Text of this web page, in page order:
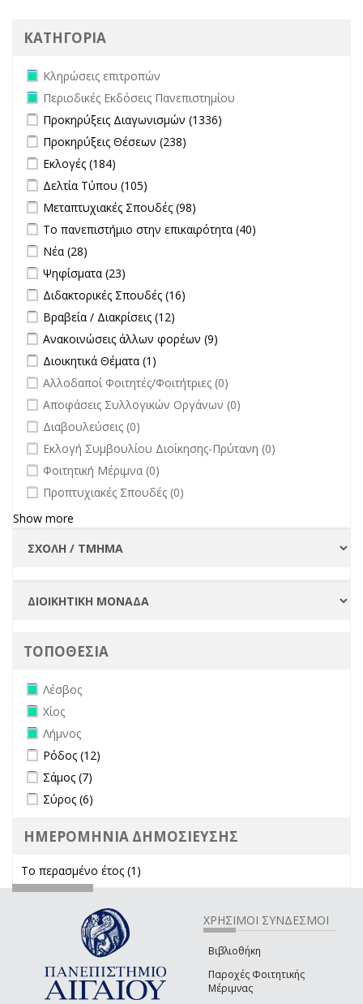
ΚΑΤΗΓΟΡΙΑ
Remove Κληρώσεις επιτροπών filter
Κληρώσεις επιτροπών
Remove Περιοδικές Εκδόσεις Πανεπιστημίου filter
Περιοδικές Εκδόσεις Πανεπιστημίου
Apply Προκηρύξεις Διαγωνισμών filter
Προκηρύξεις Διαγωνισμών (1336)
Apply Προκηρύξεις Θέσεων filter
Προκηρύξεις Θέσεων (238)
Apply Εκλογές filter
Εκλογές (184)
Apply Δελτία Τύπου filter
Δελτία Τύπου (105)
Apply Μεταπτυχιακές Σπουδές filter
Μεταπτυχιακές Σπουδές (98)
Apply Το πανεπιστήμιο στην επικαιρότητα filter
Το πανεπιστήμιο στην επικαιρότητα (40)
Apply Νέα filter
Νέα (28)
Apply Ψηφίσματα filter
Ψηφίσματα (23)
Apply Διδακτορικές Σπουδές filter
Διδακτορικές Σπουδές (16)
Apply Βραβεία / Διακρίσεις filter
Βραβεία / Διακρίσεις (12)
Apply Ανακοινώσεις άλλων φορέων filter
Ανακοινώσεις άλλων φορέων (9)
Apply Διοικητικά Θέματα filter
Διοικητικά Θέματα (1)
undefined
Αλλοδαποί Φοιτητές/Φοιτήτριες (0)
undefined
Αποφάσεις Συλλογικών Οργάνων (0)
undefined
Διαβουλεύσεις (0)
undefined
Εκλογή Συμβουλίου Διοίκησης-Πρύτανη (0)
undefined
Φοιτητική Μέριμνα (0)
undefined
Προπτυχιακές Σπουδές (0)
Show more
ΤΟΠΟΘΕΣΙΑ
Remove Λέσβος filter
Λέσβος
Remove Χίος filter
Χίος
Remove Λήμνος filter
Λήμνος
Apply Ρόδος filter
Ρόδος (12)
Apply Σάμος filter
Σάμος (7)
Apply Σύρος filter
Σύρος (6)
ΗΜΕΡΟΜΗΝΙΑ ΔΗΜΟΣΙΕΥΣΗΣ
Το περασμένο έτος (1)
ΧΡΗΣΙΜΟΙ ΣΥΝΔΕΣΜΟΙ
Βιβλιοθήκη
Παροχές Φοιτητικής
Μέριμνας